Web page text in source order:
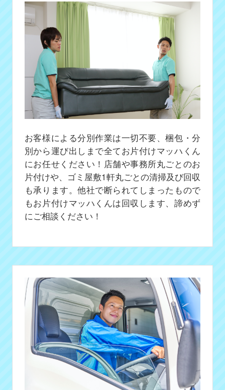
お客様による分別作業は一切不要、梱包・分
別から運び出しまで全てお片付けマッハくん
にお任せください！店舗や事務所丸ごとのお
片付けや、ゴミ屋敷1軒丸ごとの清掃及び回収
も承ります。他社で断られてしまったもので
もお片付けマッハくんは回収します、諦めず
にご相談ください！